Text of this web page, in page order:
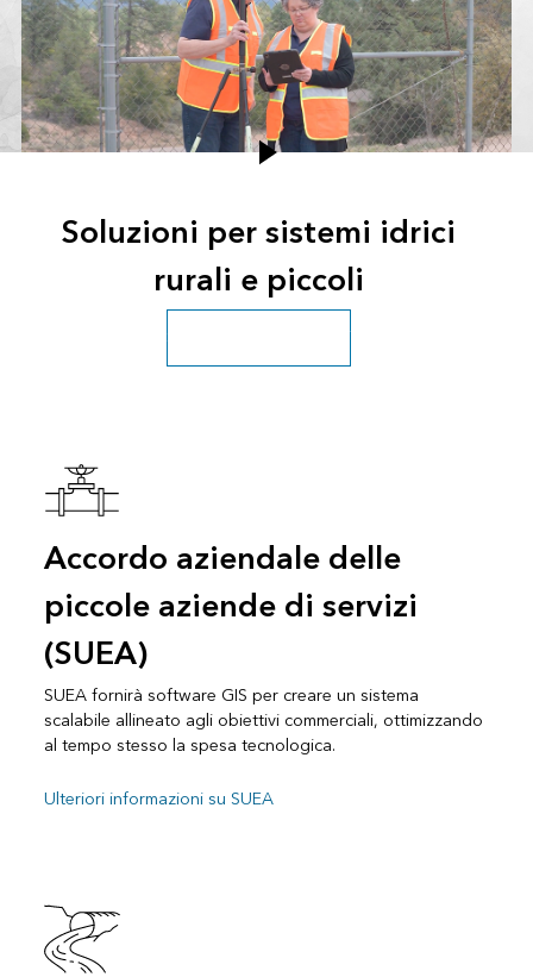
Soluzioni per sistemi idrici
rurali e piccoli
Scopri ulteriori soluzioni
Accordo aziendale delle
piccole aziende di servizi
(SUEA)
SUEA fornirà software GIS per creare un sistema
scalabile allineato agli obiettivi commerciali, ottimizzando
al tempo stesso la spesa tecnologica.
Ulteriori informazioni su SUEA